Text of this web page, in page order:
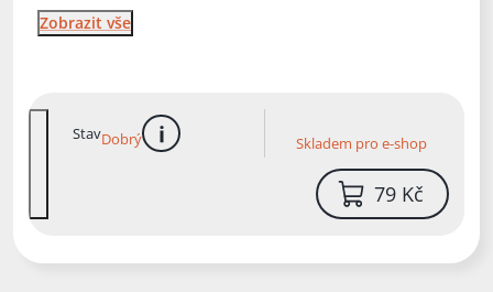
Zobrazit vše
StavDobrý více informací Skladem pro e-shop
79 Kč